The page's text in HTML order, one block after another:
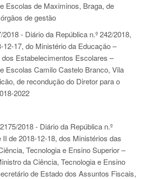
Escolas de Maximinos, Braga, de
de gestão
2018 - Diário da República n.º 242/2018,
12-17, do Ministério da Educação –
Estabelecimentos Escolares –
Escolas Camilo Castelo Branco, Vila
de recondução do Diretor para o
2022
2018 - Diário da República n.º
II de 2018-12-18, dos Ministérios das
Tecnologia e Ensino Superior –
da Ciência, Tecnologia e Ensino
de Estado dos Assuntos Fiscais,